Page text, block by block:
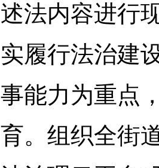
述法内容进行
实履行法治建
事能力为重点
育。组织全街